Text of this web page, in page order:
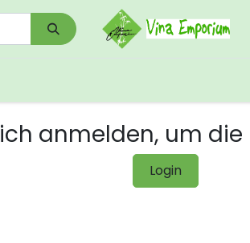
anmelden, um die
Login